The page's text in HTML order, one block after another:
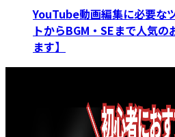
YouTube動画編集に必要な
トからBGM・SEまで人気
ます】